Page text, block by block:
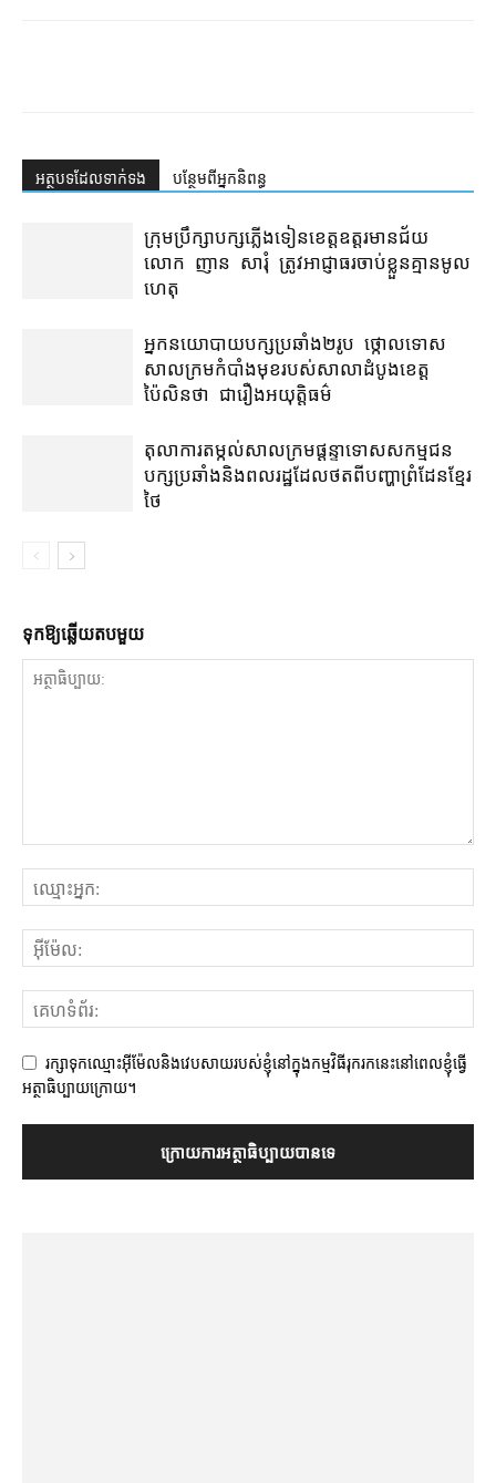
អត្ថបទ​ដែល​ទាក់ទង បន្ថែម​ពី​អ្នកនិពន្ធ
ក្រុមប្រឹក្សា​បក្ស​ភ្លើងទៀន​ខេត្ត​ឧត្ដរមានជ័យ
លោក ញាន សារុំ ត្រូវ​អាជ្ញាធរ​ចាប់ខ្លួន​គ្មាន​មូល
ហេតុ
អ្នកនយោបាយ​បក្ស​ប្រឆាំង​២​រូប ថ្កោលទោស​
សាលក្រម​កំបាំងមុខ​របស់​សាលាដំបូង​ខេត្ត​
ប៉ៃលិន​ថា ជា​រឿង​អយុត្តិធម៌
តុលាការ​តម្កល់​សាលក្រម​ផ្ដន្ទាទោស​សកម្មជន​
បក្ស​ប្រឆាំង​និង​ពលរដ្ឋ​ដែល​ថត​ពី​បញ្ហា​ព្រំដែន​ខ្មែរ​
ថៃ
ទុក​ឱ្យ​ឆ្លើយ​តប​មួយ
រក្សាទុកឈ្មោះអ៊ីម៉ែលនិងវេបសាយរបស់ខ្ញុំនៅក្នុងកម្មវិធីរុករកនេះនៅពេលខ្ញុំធ្វើ
អត្ថាធិប្បាយក្រោយ។